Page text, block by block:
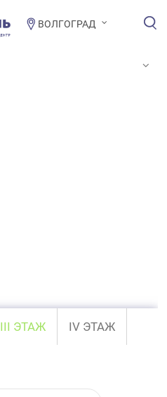
ВОЛГОГРАД
III ЭТАЖ IV ЭТАЖ